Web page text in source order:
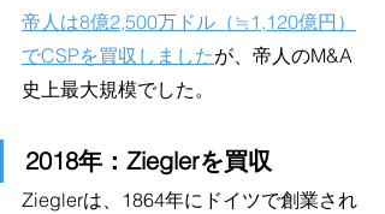
帝人は8億2,500万ドル（≒1,120億円）
でCSPを買収しましたが、帝人のM&A
史上最大規模でした。
2018年：Zieglerを買収
Zieglerは、1864年にドイツで創業され